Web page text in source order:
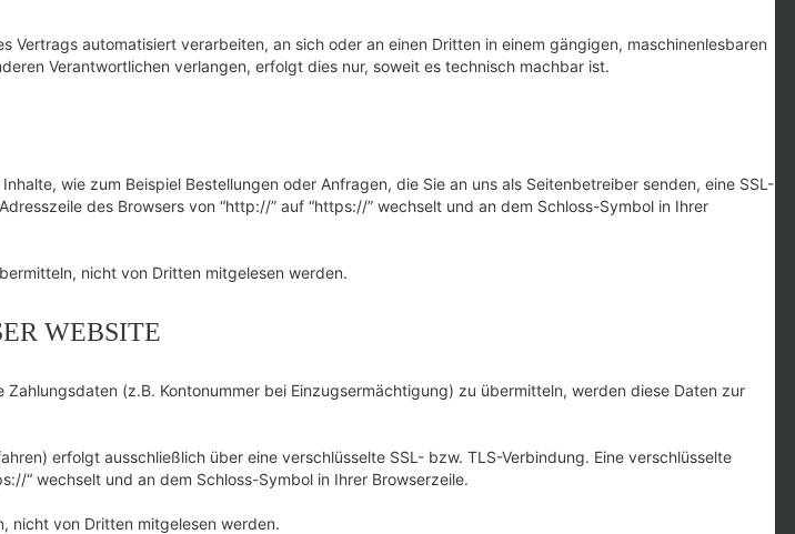
Vertrags automatisiert verarbeiten, an sich oder an einen Dritten in einem gängigen, maschinenlesbaren
Verantwortlichen verlangen, erfolgt dies nur, soweit es technisch machbar ist.
wie zum Beispiel Bestellungen oder Anfragen, die Sie an uns als Seitenbetreiber senden, eine SSL-
des Browsers von “http://” auf “https://” wechselt und an dem Schloss-Symbol in Ihrer
nicht von Dritten mitgelesen werden.
WEBSITE
(z.B. Kontonummer bei Einzugsermächtigung) zu übermitteln, werden diese Daten zur
erfolgt ausschließlich über eine verschlüsselte SSL- bzw. TLS-Verbindung. Eine verschlüsselte
“ wechselt und an dem Schloss-Symbol in Ihrer Browserzeile.
nicht von Dritten mitgelesen werden.